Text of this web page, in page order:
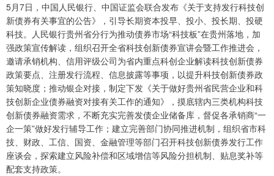
5月7日，中国人民银行、中国证监会联合发布《关于支持发行科技创
新债券有关事宜的公告》，引导长期资本投早、投小、投长期、投硬
科技。人民银行贵州省分行为推动债券市场“科技板”在贵州落地，加
强政策宣传解读，组织召开全省科技创新债券宣讲会暨工作推进会，
邀请承销机构、信用评级公司为省内重点科创企业解读科技创新债券
政策要点、注册发行流程、信息披露等事项，以提升科技创新债券政
策知晓度；推动银企对接，制定下发《关于做好贵州省民营企业和科
技创新企业债券融资对接有关工作的通知》，摸底辖内三类机构科技
创新债券融资需求，不断充实完善发债企业储备库，督促各承销商“一
企一策”做好发行辅导工作；建立完善部门协同推进机制，组织省市科
技、财政、工信、国资、金融管理等部门召开科技创新债券发行工作
座谈会，探索建立风险补偿和区域增信等风险分担机制、贴息奖补等
配套支持政策。